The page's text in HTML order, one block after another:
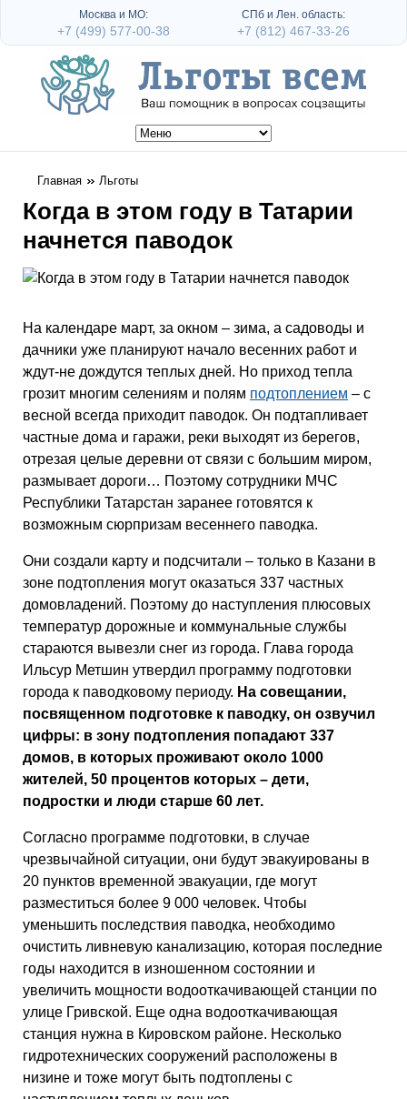
Главная Льготы
Когда в этом году в Татарии
начнется паводок
На календаре март, за окном – зима, а садоводы и
дачники уже планируют начало весенних работ и
ждут-не дождутся теплых дней. Но приход тепла
грозит многим селениям и полям подтоплением – с
весной всегда приходит паводок. Он подтапливает
частные дома и гаражи, реки выходят из берегов,
отрезая целые деревни от связи с большим миром,
размывает дороги… Поэтому сотрудники МЧС
Республики Татарстан заранее готовятся к
возможным сюрпризам весеннего паводка.
Они создали карту и подсчитали – только в Казани в
зоне подтопления могут оказаться 337 частных
домовладений. Поэтому до наступления плюсовых
температур дорожные и коммунальные службы
стараются вывезли снег из города. Глава города
Ильсур Метшин утвердил программу подготовки
города к паводковому периоду. На совещании,
посвященном подготовке к паводку, он озвучил
цифры: в зону подтопления попадают 337
домов, в которых проживают около 1000
жителей, 50 процентов которых – дети,
подростки и люди старше 60 лет.
Согласно программе подготовки, в случае
чрезвычайной ситуации, они будут эвакуированы в
20 пунктов временной эвакуации, где могут
разместиться более 9 000 человек. Чтобы
уменьшить последствия паводка, необходимо
очистить ливневую канализацию, которая последние
годы находится в изношенном состоянии и
увеличить мощности водооткачивающей станции по
улице Гривской. Еще одна водооткачивающая
станция нужна в Кировском районе. Несколько
гидротехнических сооружений расположены в
низине и тоже могут быть подтоплены с
Москва и МО:
+7 (499) 577-00-38
СПб и Лен. область:
+7 (812) 467-33-26